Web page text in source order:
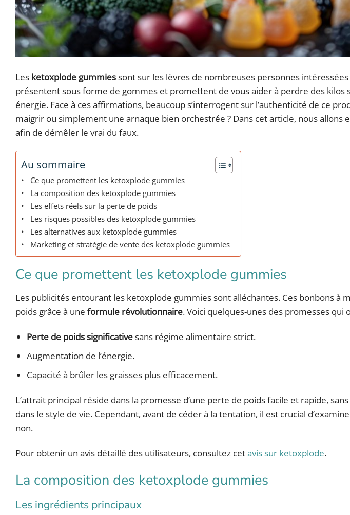
Les ketoxplode gummiessont sur les lèvres de nombreuses personnes
présentent sous forme de gommes et promettent de vous aider à perdre des
énergie. Face à ces affirmations, beaucoup s’interrogent sur l’authenticité de ce
maigrir ou simplement une arnaque bien orchestrée ? Dans cet article, nous
afin de démêler le vrai du faux.
Au sommaire
Ce que promettent les ketoxplode gummies
La composition des ketoxplode gummies
Les effets réels sur la perte de poids
Les risques possibles des ketoxplode gummies
Les alternatives aux ketoxplode gummies
Marketing et stratégie de vente des ketoxplode gummies
Ce que promettent les ketoxplode gummies
Les publicités entourant les ketoxplode gummies sont alléchantes. Ces bonbons à
poids grâce à une formule révolutionnaire. Voici quelques-unes des promesses qui
Perte de poids significativesans régime alimentaire strict.
Augmentation de l’énergie.
Capacité à brûler les graisses plus efficacement.
L’attrait principal réside dans la promesse d’une perte de poids facile et rapide,
dans le style de vie. Cependant, avant de céder à la tentation, il est crucial
non.
Pour obtenir un avis détaillé des utilisateurs, consultez cetavis sur ketoxplode.
La composition des ketoxplode gummies
Les ingrédients principaux